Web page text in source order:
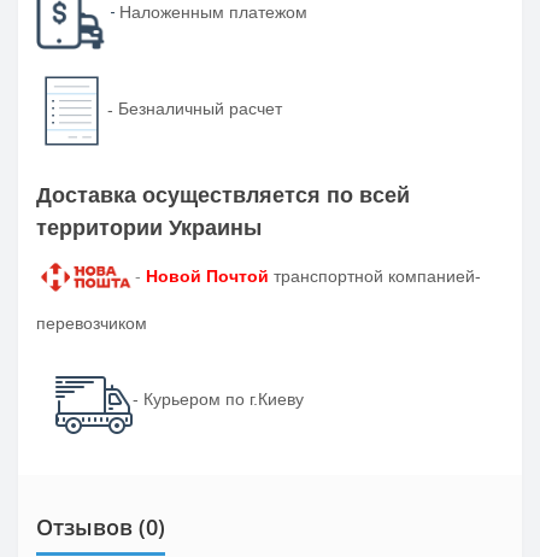
- Наложенным платежом
- Безналичный расчет
Доставка осуществляется по всей
территории Украины
- Новой Почтой транспортной компанией-
перевозчиком
- Курьером по г.Киеву
Отзывов (0)